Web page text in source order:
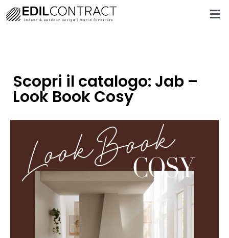
Scopri il catalogo: Jab –
Look Book Cosy